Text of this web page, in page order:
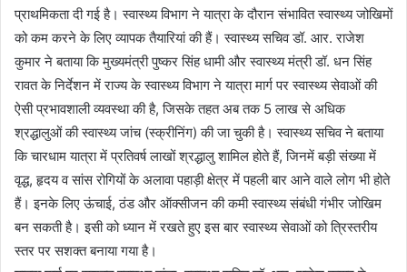
प्राथमिकता दी गई है। स्वास्थ्य विभाग ने यात्रा के दौरान संभावित स्वास्थ्य जोखिमों
को कम करने के लिए व्यापक तैयारियां की हैं। स्वास्थ्य सचिव डॉ. आर. राजेश
कुमार ने बताया कि मुख्यमंत्री पुष्कर सिंह धामी और स्वास्थ्य मंत्री डॉ. धन सिंह
रावत के निर्देशन में राज्य के स्वास्थ्य विभाग ने यात्रा मार्ग पर स्वास्थ्य सेवाओं की
ऐसी प्रभावशाली व्यवस्था की है, जिसके तहत अब तक 5 लाख से अधिक
श्रद्धालुओं की स्वास्थ्य जांच (स्क्रीनिंग) की जा चुकी है। स्वास्थ्य सचिव ने बताया
कि चारधाम यात्रा में प्रतिवर्ष लाखों श्रद्धालु शामिल होते हैं, जिनमें बड़ी संख्या में
वृद्ध, हृदय व सांस रोगियों के अलावा पहाड़ी क्षेत्र में पहली बार आने वाले लोग भी होते
हैं। इनके लिए ऊंचाई, ठंड और ऑक्सीजन की कमी स्वास्थ्य संबंधी गंभीर जोखिम
बन सकती है। इसी को ध्यान में रखते हुए इस बार स्वास्थ्य सेवाओं को त्रिस्तरीय
स्तर पर सशक्त बनाया गया है।